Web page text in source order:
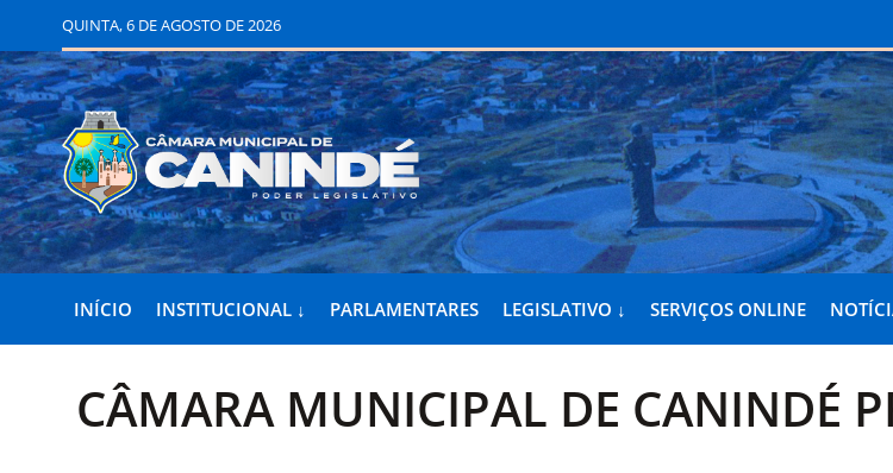
QUINTA, 6 DE AGOSTO DE 2026
INÍCIO INSTITUCIONAL ↓ PARLAMENTARES LEGISLATIVO ↓ SERVIÇOS ONLINE
CÂMARA MUNICIPAL DE CANINDÉ